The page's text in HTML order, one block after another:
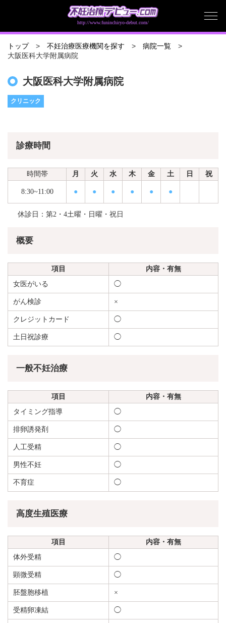
http://www.funinchiryo-debut.com/
トップ 不妊治療医療機関を探す 病院一覧
大阪医科大学附属病院
大阪医科大学附属病院
クリニック
診療時間
時間帯 月 火 水 木 金 土 日 祝
8:30~11:00 ● ● ● ● ● ●
休診日：第2・4土曜・日曜・祝日
概要
項目
内容・有無
女医がいる
◯
がん検診 ×
クレジットカード ◯
土日祝診療 ◯
一般不妊治療
項目
内容・有無
タイミング指導
◯
排卵誘発剤 ◯
人工受精 ◯
男性不妊 ◯
不育症 ◯
高度生殖医療
項目
内容・有無
体外受精
◯
顕微受精 ◯
胚盤胞移植 ×
受精卵凍結 ◯